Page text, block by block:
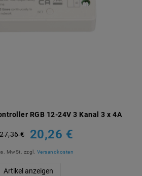
RGB 12-24V 3 Kanal 3 x 4A
€ 20,26 €
MwSt. zzgl. Versandkosten
Artikel anzeigen